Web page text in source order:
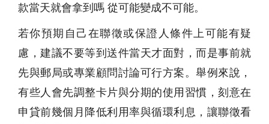
款當天就會拿到嗎 從可能變成不可能。
若你預期自己在聯徵或保證人條件上可能有疑
慮，建議不要等到送件當天才面對，而是事前就
先與郵局或專業顧問討論可行方案。舉例來說，
有些人會先調整卡片與分期的使用習慣，刻意在
申貸前幾個月降低利用率與循環利息，讓聯徵看